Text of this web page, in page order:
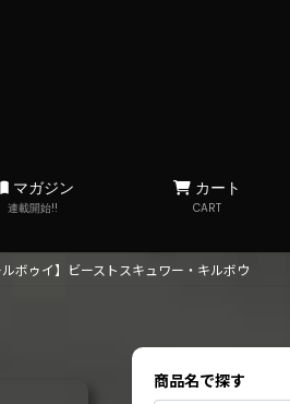
マガジン
連載開始!!
カート
CART
ボゥイ】ビーストスキュワー・キルボウ
商品名で探す